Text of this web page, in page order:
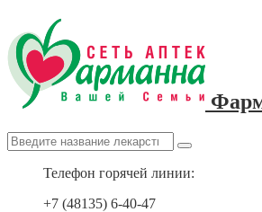
Телефон горячей линии:
+7 (48135) 6-40-47